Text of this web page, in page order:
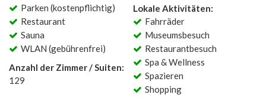
Parken (kostenpflichtig)
Restaurant
Sauna
WLAN (gebührenfrei)
Anzahl der Zimmer / Suiten:
129
Lokale Aktivitäten:
Fahrräder
Museumsbesuch
Restaurantbesuch
Spa & Wellness
Spazieren
Shopping